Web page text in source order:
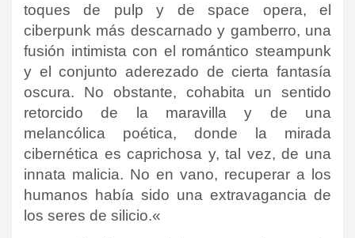
toques de pulp y de space opera, el
ciberpunk más descarnado y gamberro, una
fusión intimista con el romántico steampunk
y el conjunto aderezado de cierta fantasía
oscura. No obstante, cohabita un sentido
retorcido de la maravilla y de una
melancólica poética, donde la mirada
cibernética es caprichosa y, tal vez, de una
innata malicia. No en vano, recuperar a los
humanos había sido una extravagancia de
los seres de silicio.«